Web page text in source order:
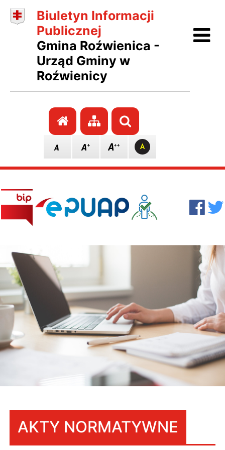
Biuletyn Informacji
Publicznej
Gmina Roźwienica -
Urząd Gminy w
Roźwienicy
Przejdź do strony głównej
Przejdź do mapy
Szukaj
AKTY NORMATYWNE